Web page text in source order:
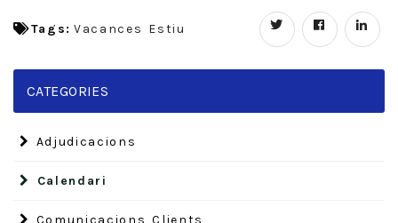
Tags: Vacances Estiu
CATEGORIES
Adjudicacions
Calendari